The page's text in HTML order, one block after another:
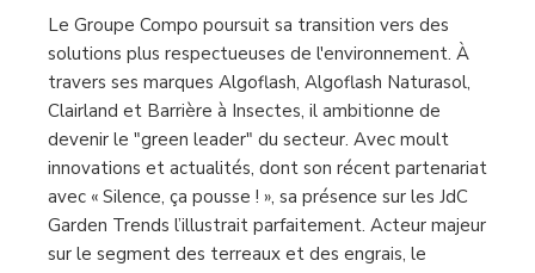
Le Groupe Compo poursuit sa transition vers des
solutions plus respectueuses de l'environnement. À
travers ses marques Algoflash, Algoflash Naturasol,
Clairland et Barrière à Insectes, il ambitionne de
devenir le "green leader" du secteur. Avec moult
innovations et actualités, dont son récent partenariat
avec « Silence, ça pousse ! », sa présence sur les JdC
Garden Trends l’illustrait parfaitement. Acteur majeur
sur le segment des terreaux et des engrais, le